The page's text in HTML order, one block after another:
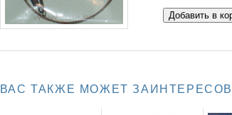
Добавить в
ВАС ТАКЖЕ МОЖЕТ